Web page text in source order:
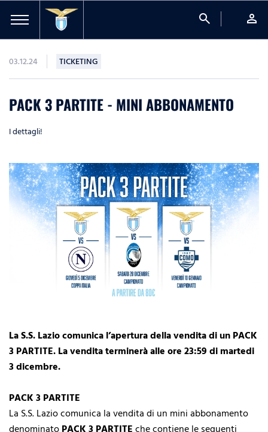
search person
03.12.24 TICKETING
PACK 3 PARTITE - MINI ABBONAMENTO
I dettagli!
La S.S. Lazio comunica l’apertura della vendita di un PACK
3 PARTITE. La vendita terminerà alle ore 23:59 di martedi
3 dicembre.
PACK 3 PARTITE
La S.S. Lazio comunica la vendita di un mini abbonamento